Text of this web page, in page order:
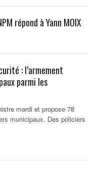
répond à Yann MOIX
: l’armement
parmi les
mardi et propose 78
municipaux. Des policiers